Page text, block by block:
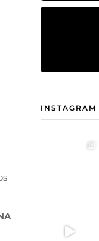
INSTAGRAM